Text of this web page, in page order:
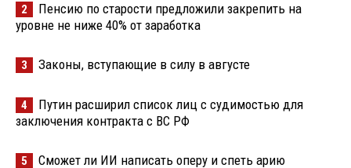
2
Пенсию по старости предложили закрепить на
уровне не ниже 40% от заработка
3 Законы, вступающие в силу в августе
4
Путин расширил список лиц с судимостью для
заключения контракта с ВС РФ
5 Сможет ли ИИ написать оперу и спеть арию